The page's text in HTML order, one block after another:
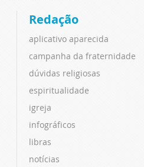
Redação
aplicativo aparecida
campanha da fraternidade
dúvidas religiosas
espiritualidade
igreja
infográficos
libras
notícias